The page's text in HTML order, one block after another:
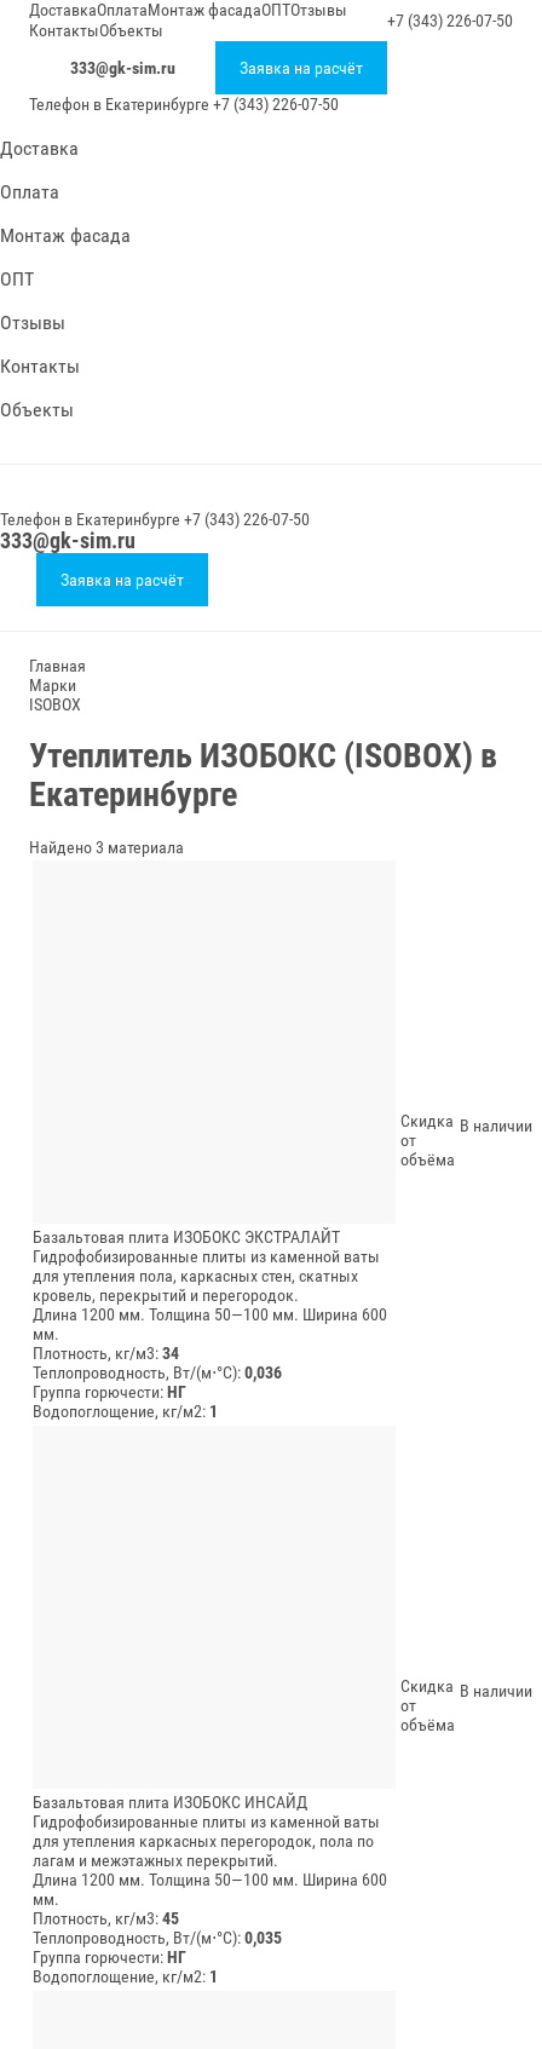
ДоставкаОплатаМонтаж фасадаОПТОтзывы
КонтактыОбъекты +7 (343) 226-07-50
333@gk-sim.ru
Заявка на расчёт
Телефон в Екатеринбурге +7 (343) 226-07-50
Доставка
Оплата
Монтаж фасада
ОПТ
Отзывы
Контакты
Объекты
Телефон в Екатеринбурге +7 (343) 226-07-50
333@gk-sim.ru
Заявка на расчёт
Главная
Марки
ISOBOX
Утеплитель ИЗОБОКС (ISOBOX) в
Екатеринбурге
Найдено 3 материала
Базальтовая плита ИЗОБОКС ЭКСТРАЛАЙТ
Гидрофобизированные плиты из каменной ваты
для утепления пола, каркасных стен, скатных
кровель, перекрытий и перегородок.
Длина 1200 мм. Толщина 50—100 мм. Ширина 600
мм.
Плотность, кг/м3:34
Теплопроводность, Вт/(м⋅°С):0,036
Группа горючести:НГ
Водопоглощение, кг/м2: 1
Скидка
от
объёма
В наличии
Базальтовая плита ИЗОБОКС ИНСАЙД
Гидрофобизированные плиты из каменной ваты
для утепления каркасных перегородок, пола по
лагам и межэтажных перекрытий.
Длина 1200 мм. Толщина 50—100 мм. Ширина 600
мм.
Плотность, кг/м3:45
Теплопроводность, Вт/(м⋅°С):0,035
Группа горючести:НГ
Водопоглощение, кг/м2: 1
Скидка
от
объёма
В наличии